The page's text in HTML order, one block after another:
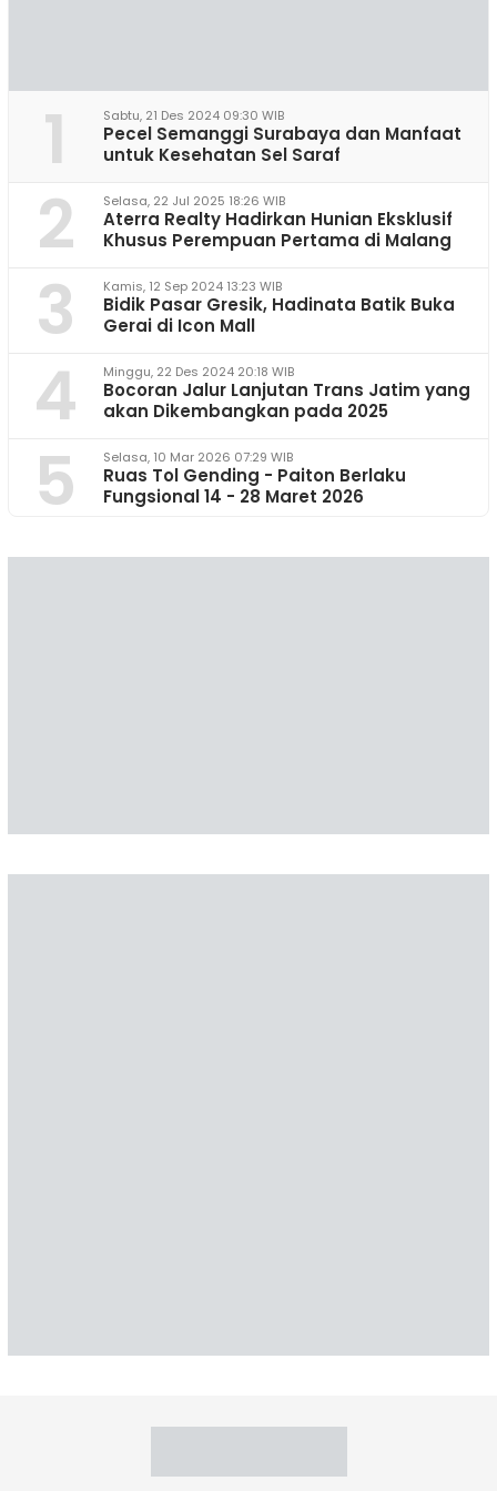
1 Sabtu, 21 Des 2024 09:30 WIB
Pecel Semanggi Surabaya dan Manfaat
untuk Kesehatan Sel Saraf
2 Selasa, 22 Jul 2025 18:26 WIB
Aterra Realty Hadirkan Hunian Eksklusif
Khusus Perempuan Pertama di Malang
3 Kamis, 12 Sep 2024 13:23 WIB
Bidik Pasar Gresik, Hadinata Batik Buka
Gerai di Icon Mall
4 Minggu, 22 Des 2024 20:18 WIB
Bocoran Jalur Lanjutan Trans Jatim yang
akan Dikembangkan pada 2025
5 Selasa, 10 Mar 2026 07:29 WIB
Ruas Tol Gending - Paiton Berlaku
Fungsional 14 - 28 Maret 2026